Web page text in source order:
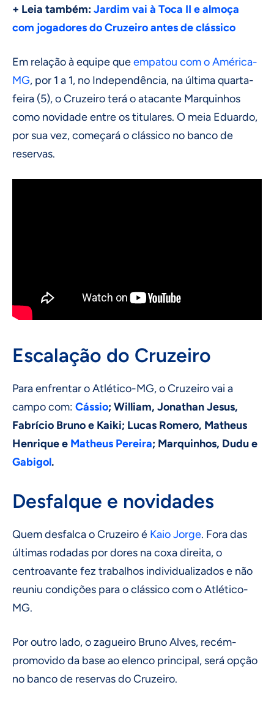
+ Leia também:Jardim vai à Toca II e almoça
com jogadores do Cruzeiro antes de clássico
Em relação à equipe queempatou com o América-
MG, por 1 a 1, no Independência, na última quarta-
feira (5), o Cruzeiro terá o atacante Marquinhos
como novidade entre os titulares. O meia Eduardo,
por sua vez, começará o clássico no banco de
reservas.
Escalação do Cruzeiro
Para enfrentar o Atlético-MG, o Cruzeiro vai a
campo com: Cássio; William, Jonathan Jesus,
Fabrício Bruno e Kaiki; Lucas Romero, Matheus
Henrique e Matheus Pereira; Marquinhos, Dudu e
Gabigol.
Desfalque e novidades
Quem desfalca o Cruzeiro é Kaio Jorge. Fora das
últimas rodadas por dores na coxa direita, o
centroavante fez trabalhos individualizados e não
reuniu condições para o clássico com o Atlético-
MG.
Por outro lado, o zagueiro Bruno Alves, recém-
promovido da base ao elenco principal, será opção
no banco de reservas do Cruzeiro.